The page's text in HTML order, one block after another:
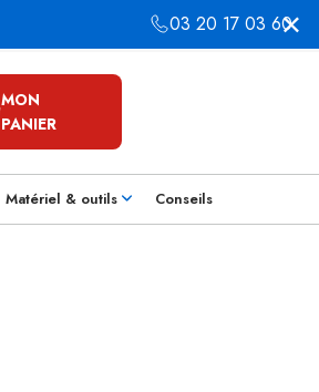
03 20 17 03 60
MON
PANIER
Matériel & outils Conseils